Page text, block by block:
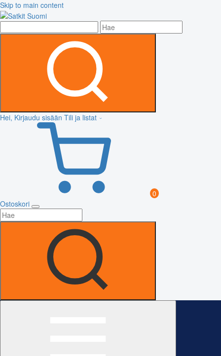
Skip to main content
Hei, Kirjaudu sisään Tili ja listat
0
Ostoskori